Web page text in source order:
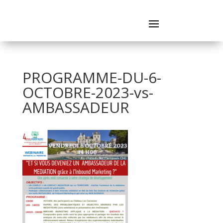
PROGRAMME-DU-6-
OCTOBRE-2023-vs-
AMBASSADEUR